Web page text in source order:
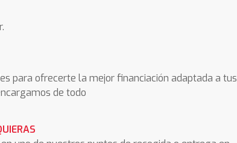
para ofrecerte la mejor financiación adaptada a tus
de todo